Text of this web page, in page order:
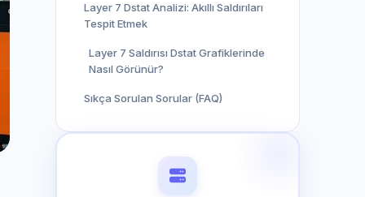
Layer 7 Dstat Analizi: Akıllı Saldırıları
Tespit Etmek
Layer 7 Saldırısı Dstat Grafiklerinde
Nasıl Görünür?
Sıkça Sorulan Sorular (FAQ)